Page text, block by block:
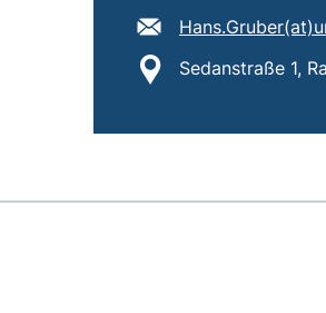
E-Mail Adresse:
Standort:
Sedanstraße 1,